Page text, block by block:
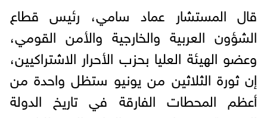
قال المستشار عماد سامي، رئيس قطاع
الشؤون العربية والخارجية والأمن القومي،
وعضو الهيئة العليا بحزب الأحرار الاشتراكيين،
إن ثورة الثلاثين من يونيو ستظل واحدة من
أعظم المحطات الفارقة في تاريخ الدولة